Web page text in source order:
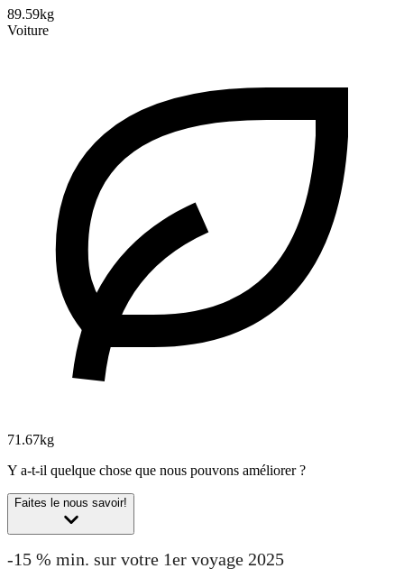
89.59kg
Voiture
71.67kg
Y a-t-il quelque chose que nous pouvons améliorer ?
Faites le nous savoir!
-15 % min. sur votre 1er voyage 2025